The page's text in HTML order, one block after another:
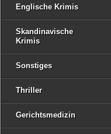
Englische Krimis
Skandinavische
Krimis
Sonstiges
Thriller
Gerichtsmedizin